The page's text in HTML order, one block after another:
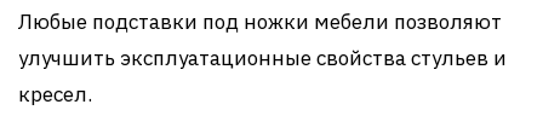
Любые подставки под ножки мебели позволяют
улучшить эксплуатационные свойства стульев и
кресел.